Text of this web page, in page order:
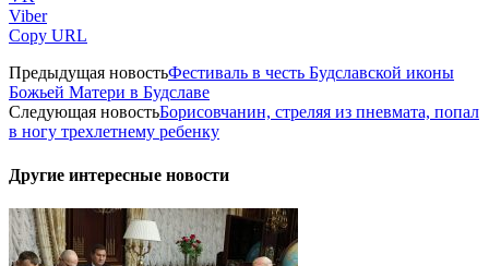
Viber
Copy URL
Предыдущая новостьФестиваль в честь Будславской иконы
Божьей Матери в Будславе
Следующая новостьБорисовчанин, стреляя из пневмата, попал
в ногу трехлетнему ребенку
Другие интересные новости